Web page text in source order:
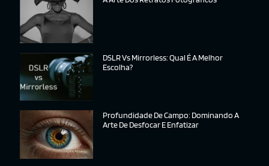
DSLR Vs Mirrorless: Qual É A Melhor
Escolha?
Profundidade De Campo: Dominando A
Arte De Desfocar E Enfatizar